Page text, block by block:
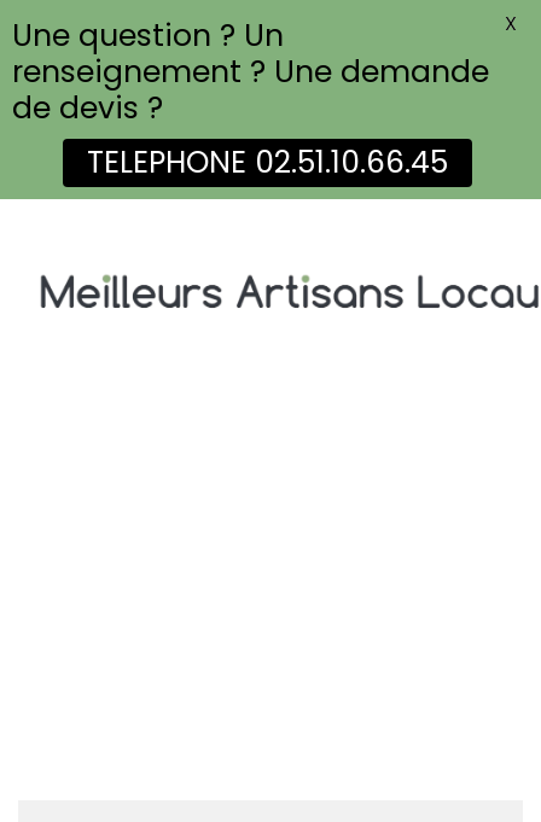
Une question ? Un
renseignement ? Une demande
de devis ?
TELEPHONE 02.51.10.66.45
X